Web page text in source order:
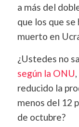
a más del
que los que se
muerto en
¿Ustedes no
según la ONU
reducido la
menos del 12
de octubre?